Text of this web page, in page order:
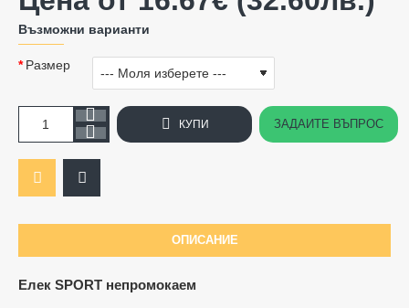
Ограничена наличност
ОПИСАНИЕ
Елек SPORT непромокаем
Възможни варианти
Размер
КУПИ ЗАДАЙТЕ ВЪПРОС